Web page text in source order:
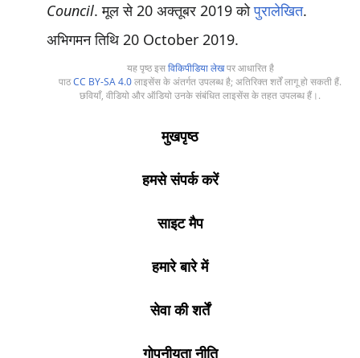
Council. मूल से 20 अक्तूबर 2019 कोपुरालेखित.
अभिगमन तिथि 20 October2019.
यह पृष्ठ इसविकिपीडिया लेखपर आधारित है
पाठCC BY-SA 4.0लाइसेंस के अंतर्गत उपलब्ध है; अतिरिक्त शर्तें लागू हो सकती हैं.
छवियाँ, वीडियो और ऑडियो उनके संबंधित लाइसेंस के तहत उपलब्ध हैं।.
मुखपृष्ठ
हमसे संपर्क करें
साइट मैप
हमारे बारे में
सेवा की शर्तें
गोपनीयता नीति